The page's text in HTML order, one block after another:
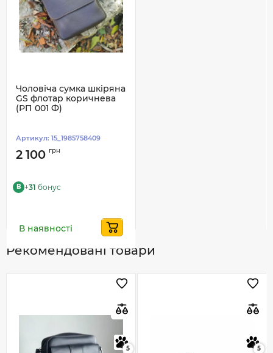
Чоловіча сумка шкіряна
GS флотар коричнева
(РП 001 Ф)
Артикул: 15_1985758409
2 100 грн
B +31 бонус
В наявності
Рекомендовані товари
5 5